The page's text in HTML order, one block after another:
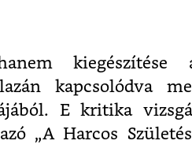
kiegészítése
kapcsolódva
E kritika
„A Harcos